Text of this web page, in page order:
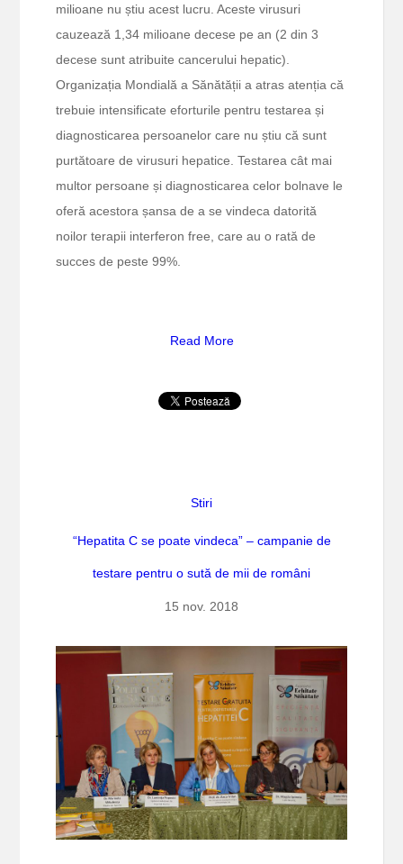
milioane nu știu acest lucru. Aceste virusuri
cauzează 1,34 milioane decese pe an (2 din 3
decese sunt atribuite cancerului hepatic).
Organizația Mondială a Sănătății a atras atenția că
trebuie intensificate eforturile pentru testarea și
diagnosticarea persoanelor care nu știu că sunt
purtătoare de virusuri hepatice. Testarea cât mai
multor persoane și diagnosticarea celor bolnave le
oferă acestora șansa de a se vindeca datorită
noilor terapii interferon free, care au o rată de
succes de peste 99%.
Read More
Stiri
“Hepatita C se poate vindeca” – campanie de
testare pentru o sută de mii de români
15 nov. 2018